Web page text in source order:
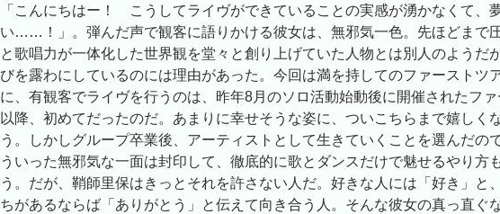
「こんにちはー！ こうしてライヴができていることの実感が湧かなくて、
い……！」。弾んだ声で観客に語りかける彼女は、無邪気一色。先ほどまで
と歌唱力が一体化した世界観を堂々と創り上げていた人物とは別人のようだ
びを露わにしているのには理由があった。今回は満を持してのファーストツ
に、有観客でライヴを行うのは、昨年8月のソロ活動始動後に開催されたフ
以降、初めてだったのだ。あまりに幸せそうな姿に、ついこちらまで嬉しく
う。しかしグループ卒業後、アーティストとして生きていくことを選んだの
ういった無邪気な一面は封印して、徹底的に歌とダンスだけで魅せるやり方
う。だが、鞘師里保はきっとそれを許さない人だ。好きな人には「好き」と
ちがあるならば「ありがとう」と伝えて向き合う人。そんな彼女の真っ直ぐ